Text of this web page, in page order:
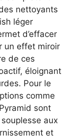
nettoyants
léger
d’effacer
un effet miroir
de ces
éloignant
Pour le
comme
sont
aux
et